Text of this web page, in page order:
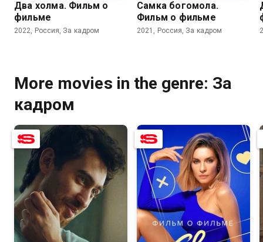
Два холма. Фильм о
фильме
2022, Россия, За кадром
Самка богомола.
Фильм о фильме
2021, Россия, За кадром
More movies in the genre: За
кадром